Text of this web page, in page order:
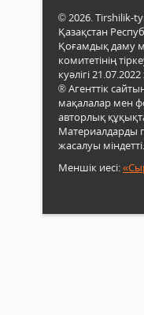
© 2026. Tirshilik-
Қазақстан
Қоғамдық даму
комитетінің
куәлігі
® Агенттік
мақалалар мен
авторлық
Материалдарды
жасалуы міндетті.
Меншік иесі: